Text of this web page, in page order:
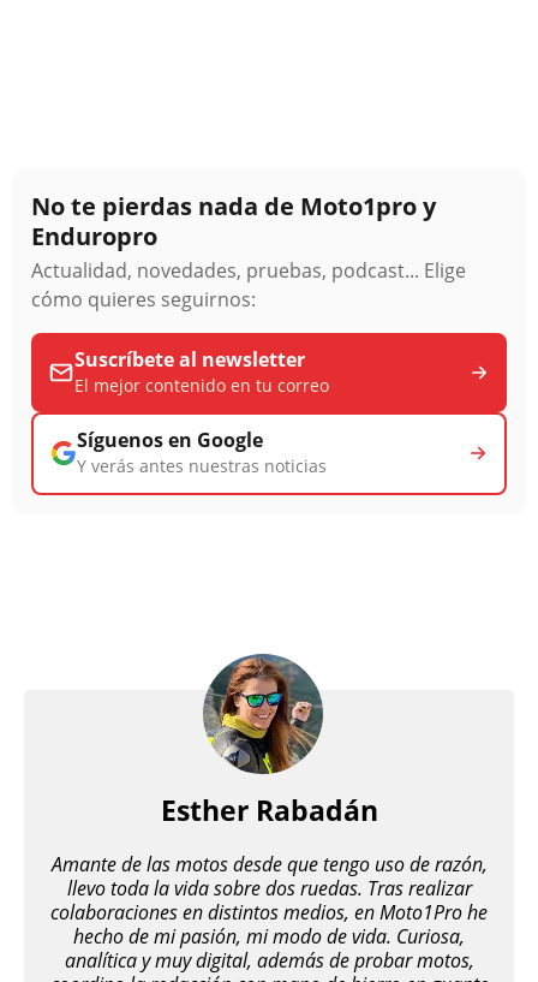
No te pierdas nada de Moto1pro y
Enduropro
Actualidad, novedades, pruebas, podcast... Elige
cómo quieres seguirnos:
Suscríbete al newsletter
El mejor contenido en tu correo
Síguenos en Google
Y verás antes nuestras noticias
Esther Rabadán
Amante de las motos desde que tengo uso de razón,
llevo toda la vida sobre dos ruedas. Tras realizar
colaboraciones en distintos medios, en Moto1Pro he
hecho de mi pasión, mi modo de vida. Curiosa,
analítica y muy digital, además de probar motos,